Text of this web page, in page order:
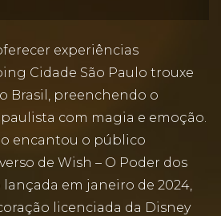
experiências
Cidade São Paulo trouxe
Brasil, preenchendo o
com magia e emoção.
encantou o público
de Wish – O Poder dos
lançada em janeiro de 2024,
licenciada da Disney